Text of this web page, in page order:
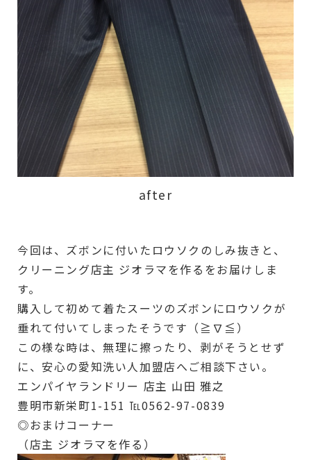
after
今回は、ズボンに付いたロウソクのしみ抜きと、
クリーニング店主 ジオラマを作るをお届けしま
す。
購入して初めて着たスーツのズボンにロウソクが
垂れて付いてしまったそうです（≧∇≦）
この様な時は、無理に擦ったり、剥がそうとせず
に、安心の愛知洗い人加盟店へご相談下さい。
エンパイヤランドリー 店主 山田 雅之
豊明市新栄町1-151 ℡0562-97-0839
◎おまけコーナー
（店主 ジオラマを作る）